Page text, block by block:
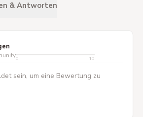
& Antworten
0 10
sein, um eine Bewertung zu